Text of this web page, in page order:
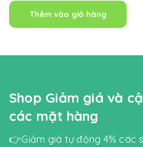
Thêm vào giỏ hàng
Shop Giảm giá và
các mặt hàng
👉Giảm giá tự động 4% các